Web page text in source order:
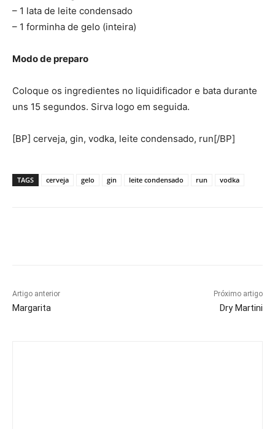
– 1 lata de leite condensado
– 1 forminha de gelo (inteira)
Modo de preparo
Coloque os ingredientes no liquidificador e bata durante
uns 15 segundos. Sirva logo em seguida.
[BP] cerveja, gin, vodka, leite condensado, run[/BP]
TAGS cerveja gelo gin leite condensado run vodka
Artigo anterior
Margarita
Próximo artigo
Dry Martini